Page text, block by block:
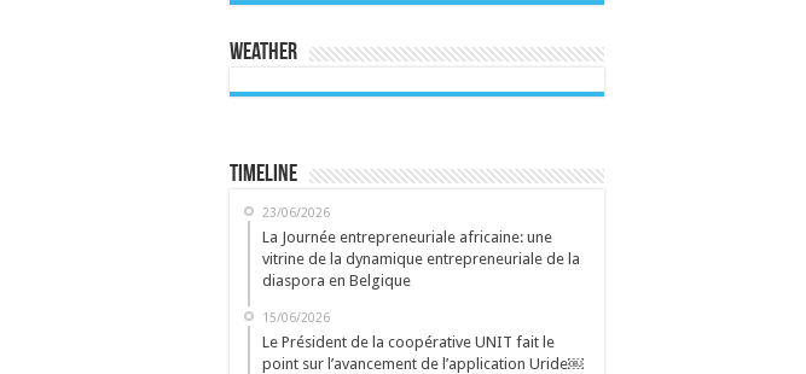
Weather
Timeline
23/06/2026
La Journée entrepreneuriale africaine: une
vitrine de la dynamique entrepreneuriale de la
diaspora en Belgique
15/06/2026
Le Président de la coopérative UNIT fait le
point sur l’avancement de l’application Uride￼